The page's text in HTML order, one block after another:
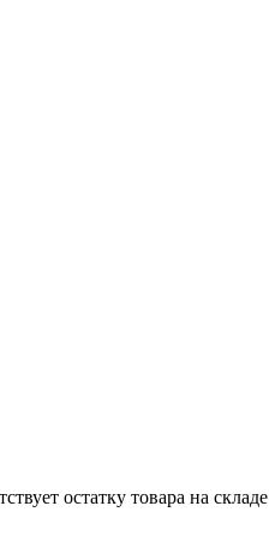
остатку товара на складе